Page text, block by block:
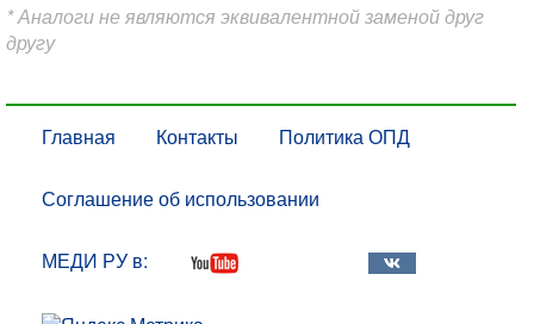
* Аналоги не являются эквивалентной заменой друг
другу
Главная Контакты Политика ОПД
Соглашение об использовании
МЕДИ РУ в: